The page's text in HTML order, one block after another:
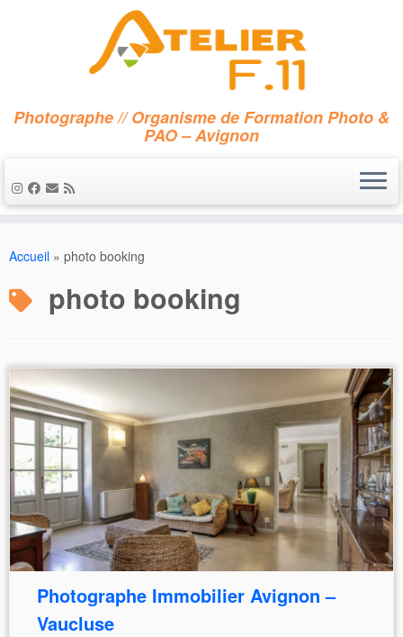
au
Photographe // Organisme de Formation Photo &
PAO – Avignon
Accueil » photo booking
photo booking
Photographe Immobilier Avignon –
Vaucluse